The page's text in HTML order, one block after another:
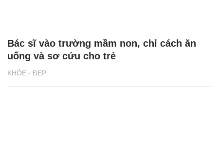
KHỎE - ĐẸP
Bác sĩ vào trường mầm non, chỉ cách ăn
uống và sơ cứu cho trẻ